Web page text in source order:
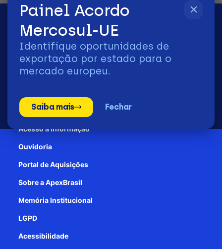
Painel Acordo
Mercosul-UE
Identifique oportunidades de
exportação por estado para o
mercado europeu.
Saiba mais Fechar
2026 | © Todos os Direitos Reservados - ApexBrasil
Patrocínio
Acesso à informação
Ouvidoria
Portal de Aquisições
Sobre a ApexBrasil
Memória Institucional
LGPD
Acessibilidade